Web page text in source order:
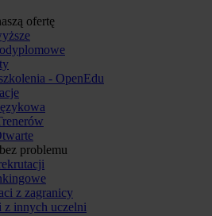
ofertę
- OpenEdu
problemu
z zagranicy
z innych uczelni